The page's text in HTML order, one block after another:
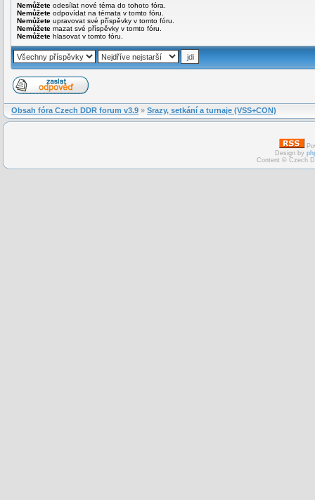
Nemůžete odesílat nové téma do tohoto fóra.
Nemůžete odpovídat na témata v tomto fóru.
Nemůžete upravovat své příspěvky v tomto fóru.
Nemůžete mazat své příspěvky v tomto fóru.
Nemůžete hlasovat v tomto fóru.
Obsah fóra Czech DDR forum v3.9 » Srazy, setkání a turnaje (VSS+CON)
Design by
Content © Czech